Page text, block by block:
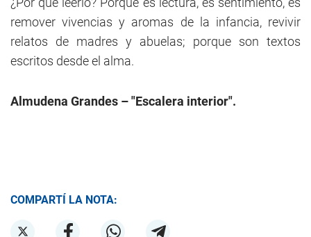
remover vivencias y aromas de la infancia, revivir
relatos de madres y abuelas; porque son textos
escritos desde el alma.
Almudena Grandes – "Escalera interior".
COMPARTÍ LA NOTA: